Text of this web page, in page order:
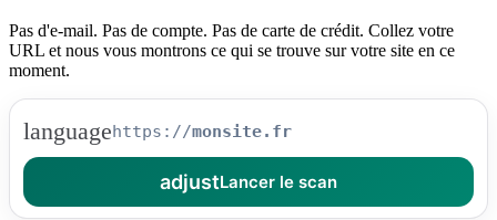
Pas d'e-mail. Pas de compte. Pas de carte de crédit. Collez votre
URL et nous vous montrons ce qui se trouve sur votre site en ce
moment.
languagehttps://
adjustLancer le scan